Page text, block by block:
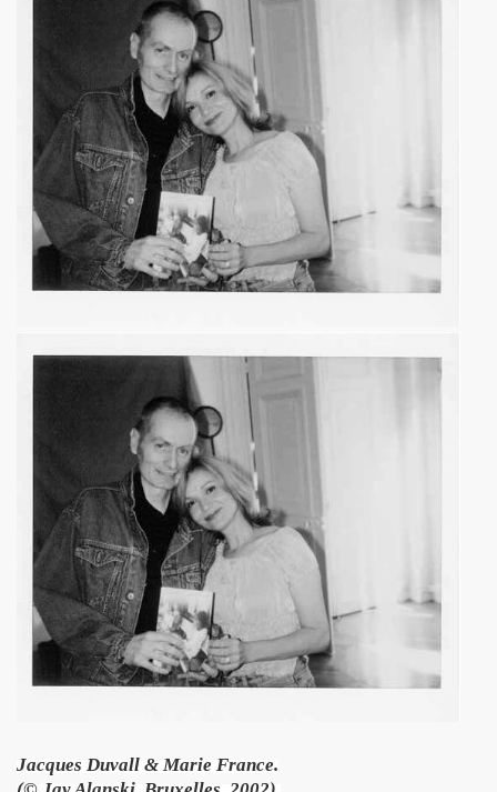
Jacques Duvall & Marie France.
DANGER DE SE PLAIRE" le 26 mars 2024 a la
Paris (Liege) : dossier de presentation.
(hiver 2024) pour l album "LA NUIT QUI VIENT
(2023) : chronique detaillee de ses dix albums studio et
AMORES : chronique detaillee.
ET PAUL SIMONON), concert et album "CAN WE DO
THOURY en power rock n roll trio, premiers concerts
trio improvise le 6 janvier 2024 a Rock Paradise) :
"AJASPHERE" le 7 septembre 2023 a la Chapelle
dedicaces pour son livre "On connaît ma chanson" le
(de LA SOURIS DEGLINGUEE) le 15 decembre 2023 au
(concert "A plein cœur") jouent JOHNNY
dans "TRIBU MOVE" numero 275 (novembre 2023).
le 26 aout 2023 a Luzarches (95) et le 16